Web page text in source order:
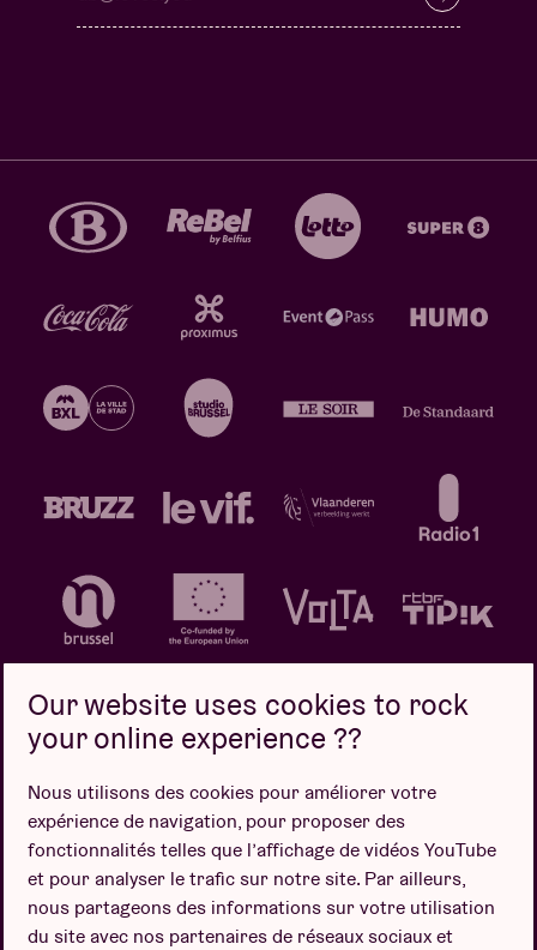
Politique de confidentialité
Politique de cookies
Conditions de vente
Design par
Our website uses cookies to rock
your online experience ??
Nous utilisons des cookies pour améliorer votre
expérience de navigation, pour proposer des
fonctionnalités telles que l’affichage de vidéos YouTube
et pour analyser le trafic sur notre site. Par ailleurs,
nous partageons des informations sur votre utilisation
du site avec nos partenaires de réseaux sociaux et